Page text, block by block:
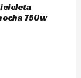
750w